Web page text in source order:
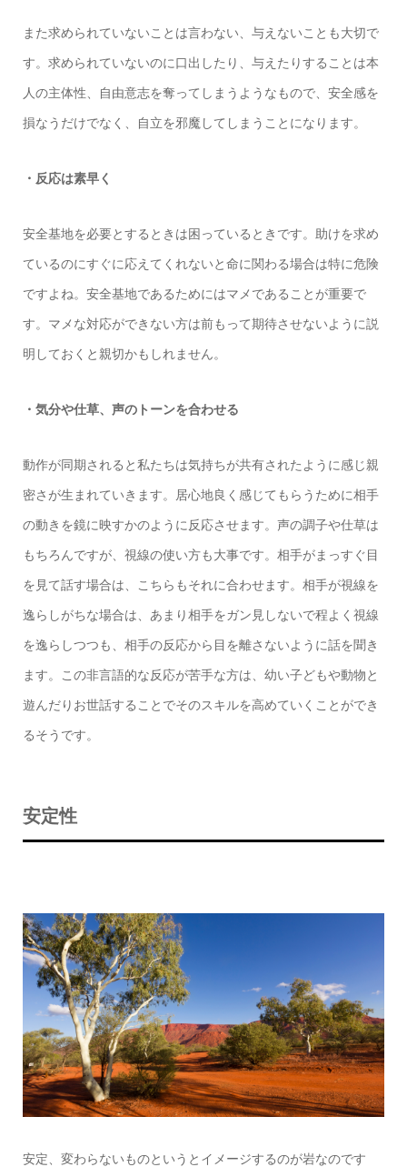
また求められていないことは言わない、与えないことも大切で
す。求められていないのに口出したり、与えたりすることは本
人の主体性、自由意志を奪ってしまうようなもので、安全感を
損なうだけでなく、自立を邪魔してしまうことになります。
・反応は素早く
安全基地を必要とするときは困っているときです。助けを求め
ているのにすぐに応えてくれないと命に関わる場合は特に危険
ですよね。安全基地であるためにはマメであることが重要で
す。マメな対応ができない方は前もって期待させないように説
明しておくと親切かもしれません。
・気分や仕草、声のトーンを合わせる
動作が同期されると私たちは気持ちが共有されたように感じ親
密さが生まれていきます。居心地良く感じてもらうために相手
の動きを鏡に映すかのように反応させます。声の調子や仕草は
もちろんですが、視線の使い方も大事です。相手がまっすぐ目
を見て話す場合は、こちらもそれに合わせます。相手が視線を
逸らしがちな場合は、あまり相手をガン見しないで程よく視線
を逸らしつつも、相手の反応から目を離さないように話を聞き
ます。この非言語的な反応が苦手な方は、幼い子どもや動物と
遊んだりお世話することでそのスキルを高めていくことができ
るそうです。
安定性
安定、変わらないものというとイメージするのが岩なのです